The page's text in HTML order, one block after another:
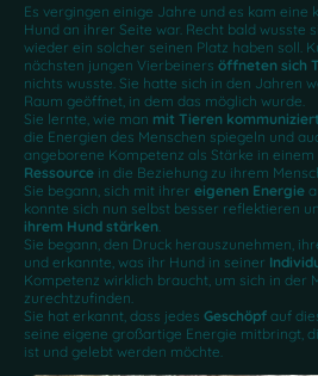
Es vergingen einige Jahre und es kam eine
Hund an ihrer Seite war. Recht bald wusste
wieder ein solcher seinen Platz haben soll.
nächsten jungen Vierbeiners öffneten sich
nichts wusste. Sie hatte sich in den Jahren
Raum geöffnet, in dem das möglich wurde.
Sie lernte, wie man mit Tieren kommuniziert
die Energien des Menschen spiegeln und
angeborene Kompetenz als Stärke in
Ressource in die Beziehung zu ihrem
Sie begann, sich mit ihrer eigenen Energie
konnte sich nun selbst besser reflektieren
ihrem Hund stärken
Sie begann, den Druck herauszunehmen,
und erkannte, was ihr Hund in seiner
Kompetenz wirklich braucht, um sich in der
zurechtzufinden.
Sie hat erkannt, dass jedes Geschöpf auf
seine eigene großartige Energie mitbringt,
ist und gelebt werden möchte.